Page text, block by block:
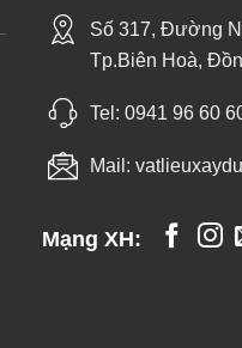
Số 317, Đường
Tp.Biên Hoà,
Tel: 0941 96 60
Mail:
Mạng XH: